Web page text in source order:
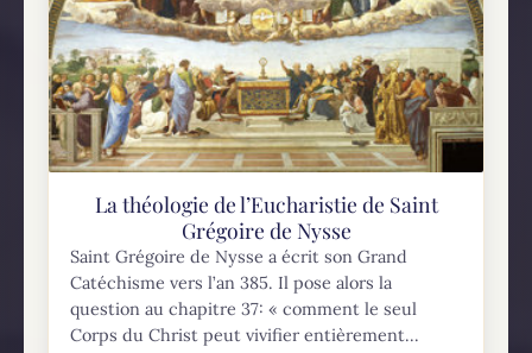
La théologie de l’Eucharistie de Saint
Grégoire de Nysse
Saint Grégoire de Nysse a écrit son Grand
Catéchisme vers l’an 385. Il pose alors la
question au chapitre 37: « comment le seul
Corps du Christ peut vivifier entièrement...